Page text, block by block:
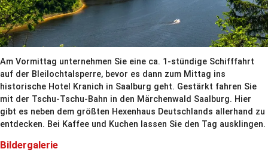
Am Vormittag unternehmen Sie eine ca. 1-stündige Schifffahrt
auf der Bleilochtalsperre, bevor es dann zum Mittag ins
historische Hotel Kranich in Saalburg geht. Gestärkt fahren Sie
mit der Tschu-Tschu-Bahn in den Märchenwald Saalburg. Hier
gibt es neben dem größten Hexenhaus Deutschlands allerhand zu
entdecken. Bei Kaffee und Kuchen lassen Sie den Tag ausklingen.
Bildergalerie